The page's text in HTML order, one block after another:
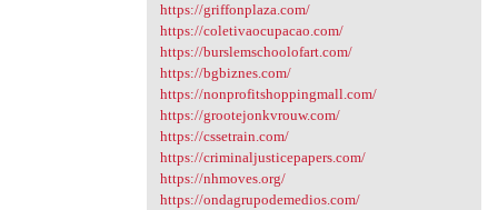
https://griffonplaza.com/
https://coletivaocupacao.com/
https://burslemschoolofart.com/
https://bgbiznes.com/
https://nonprofitshoppingmall.com/
https://grootejonkvrouw.com/
https://cssetrain.com/
https://criminaljusticepapers.com/
https://nhmoves.org/
https://ondagrupodemedios.com/